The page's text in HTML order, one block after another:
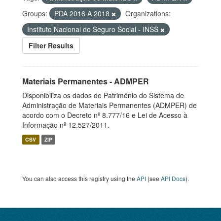
Groups:
PDA 2016 A 2018
Organizations:
Instituto Nacional do Seguro Social - INSS
Filter Results
Materiais Permanentes - ADMPER
Disponibiliza os dados de Patrimônio do Sistema de
Administração de Materiais Permanentes (ADMPER) de
acordo com o Decreto nº 8.777/16 e Lei de Acesso à
Informação nº 12.527/2011.
CSV ZIP
You can also access this registry using the API (see API Docs).